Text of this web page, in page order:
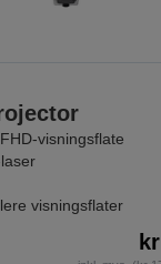
visningsflate
visningsflater